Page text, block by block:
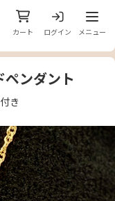
カート ログイン
メニ
メニュー
ンダント
き